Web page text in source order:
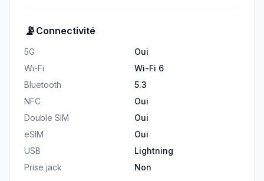
📡 Connectivité
5G
Oui
Wi-Fi
Wi-Fi 6
Bluetooth
5.3
NFC
Oui
Double SIM
Oui
eSIM
Oui
USB
Lightning
Prise jack
Non